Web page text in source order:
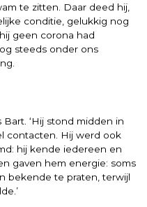
te zitten. Daar deed hij,
conditie, gelukkig nog
geen corona had
steeds onder ons
‘Hij stond midden in
contacten. Hij werd ook
hij kende iedereen en
gaven hem energie: soms
bekende te praten, terwijl